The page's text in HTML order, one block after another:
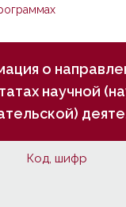
о
научной
Код, шифр